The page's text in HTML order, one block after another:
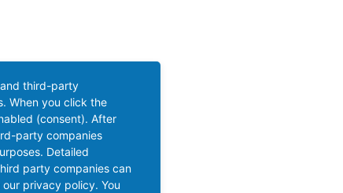
third-party
When you click the
(consent). After
party companies
Detailed
party companies can
privacy policy. You